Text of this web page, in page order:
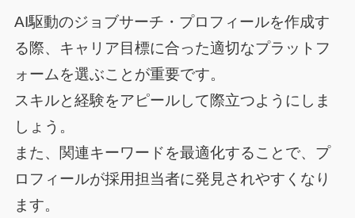
AI駆動のジョブサーチ・プロフィールを作成す
る際、キャリア目標に合った適切なプラットフ
ォームを選ぶことが重要です。
スキルと経験をアピールして際立つようにしま
しょう。
また、関連キーワードを最適化することで、プ
ロフィールが採用担当者に発見されやすくなり
ます。